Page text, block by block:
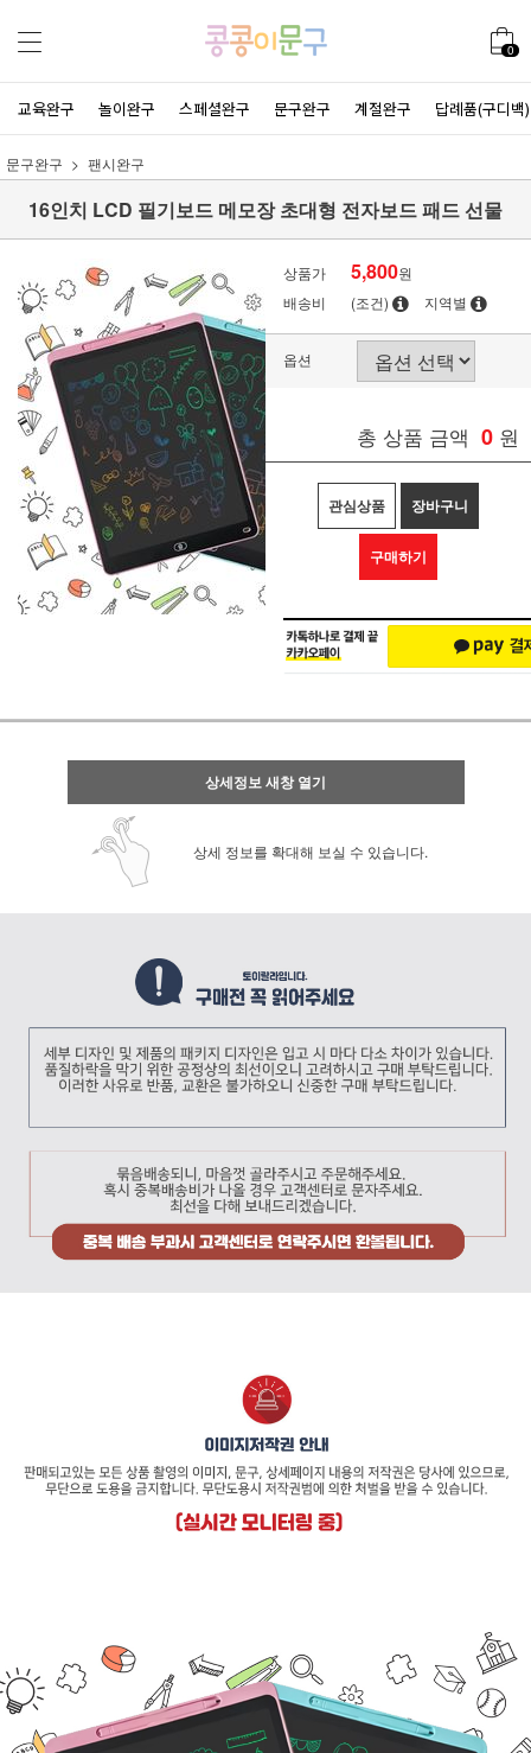
0
교육완구 놀이완구 스페셜완구 문구완구 계절완구 답례품(구디백)
문구완구 팬시완구
16인치 LCD 필기보드 메모장 초대형 전자보드 패드 선물
상품가 5,800원
배송비
(조건) 지역별
옵션
총 상품 금액 0 원
관심상품 장바구니
구매하기
상세정보 새창 열기
상세 정보를 확대해 보실 수 있습니다.